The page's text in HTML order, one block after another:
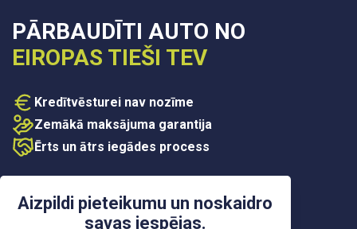
Aizpildi pieteikumu un noskaidro
savas iespējas.
PĀRBAUDĪTI AUTO NO
EIROPAS TIEŠI TEV
Kredītvēsturei nav nozīme
Zemākā maksājuma garantija
Ērts un ātrs iegādes process